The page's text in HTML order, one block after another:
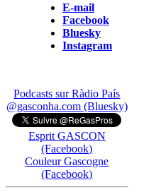
E-mail
Facebook
Bluesky
Instagram
Podcasts sur Ràdio País
@gasconha.com (Bluesky)
Esprit GASCON
(Facebook)
Couleur Gascogne
(Facebook)